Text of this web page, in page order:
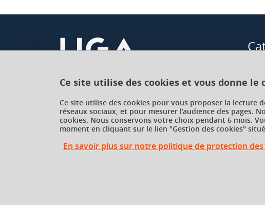
Ce site utilise des cookies et vous donne
Ce site utilise des cookies pour vous proposer la lecture
réseaux sociaux, et pour mesurer l’audience des pages.
cookies. Nous conservons votre choix pendant 6 mois.
moment en cliquant sur le lien "Gestion des cookies"
En savoir plus sur notre politique de protection
Université Grenoble Alpes
621 avenue Centrale
38400 Saint-Martin-d'Hères
France